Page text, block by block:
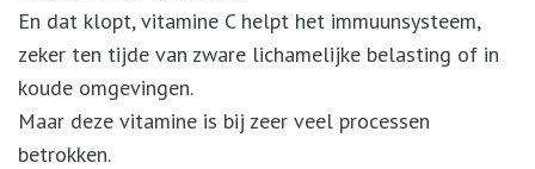
En dat klopt, vitamine C helpt het immuunsysteem,
zeker ten tijde van zware lichamelijke belasting of in
koude omgevingen.
Maar deze vitamine is bij zeer veel processen
betrokken.